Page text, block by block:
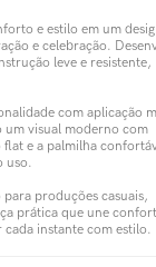
e estilo em um
e celebração.
leve e resistente,
com aplicação
um visual moderno com
e a palmilha
uso.
produções casuais,
prática que une
instante com estilo.